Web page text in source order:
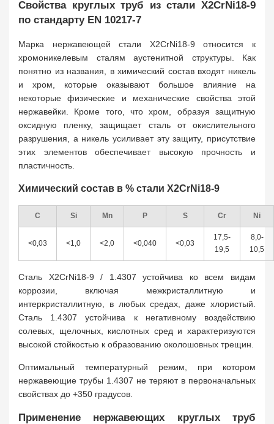
Свойства круглых труб из стали X2CrNi18-9
по стандарту EN 10217-7
Марка нержавеющей стали X2CrNi18-9 относится к
хромоникелевым сталям аустенитной структуры. Как
понятно из названия, в химический состав входят никель
и хром, которые оказывают большое влияние на
некоторые физические и механические свойства этой
нержавейки. Кроме того, что хром, образуя защитную
оксидную пленку, защищает сталь от окислительного
разрушения, а никель усиливает эту защиту, присутствие
этих элементов обеспечивает высокую прочность и
пластичность.
Химический состав в % стали X2CrNi18-9
С Si Mn P S Cr Ni
<0,03 <1,0 <2,0 <0,040 <0,03
17,5-
19,5
8,0-
10,5
Сталь X2CrNi18-9 / 1.4307 устойчива ко всем видам
коррозии, включая межкристаллитную и
интеркристаллитную, в любых средах, даже хлористый.
Сталь 1.4307 устойчива к негативному воздействию
солевых, щелочных, кислотных сред и характеризуются
высокой стойкостью к образованию околошовных трещин.
Оптимальный температурный режим, при котором
нержавеющие трубы 1.4307 не теряют в первоначальных
свойствах до +350 градусов.
Применение нержавеющих круглых труб